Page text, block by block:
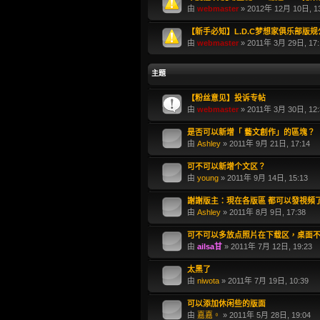
由 webmaster » 2012年 12月 10日,
【新手必知】L.D.C梦想家俱乐部版规
由 webmaster » 2011年 3月 29日,
主題
【粉丝意见】投诉专帖
由 webmaster » 2011年 3月 30日,
是否可以新增「 藝文創作」的區塊？
由 Ashley » 2011年 9月 21日, 17:14
可不可以新增个文区？
由 young » 2011年 9月 14日, 15:13
謝謝版主：現在各版區 都可以發視頻
由 Ashley » 2011年 8月 9日, 17:38
可不可以多放点照片在下载区，桌面
由 ailsa甘 » 2011年 7月 12日, 19:23
太黑了
由 niwota » 2011年 7月 19日, 10:39
可以添加休闲些的版面
由 嘉嘉。 » 2011年 5月 28日, 19:04